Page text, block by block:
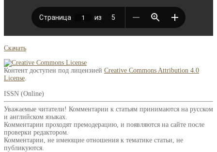
Скачать
Контент доступен под лицензией Creative Commons Attribution 4.0
License
ISSN (Online)
Уважаемые читатели! Комментарии к статьям принимаются на русском
и английском языках.
Комментарии проходят премодерацию, и появляются на сайте после
проверки редактором.
Комментарии, не имеющие отношения к тематике статьи, не
публикуются.